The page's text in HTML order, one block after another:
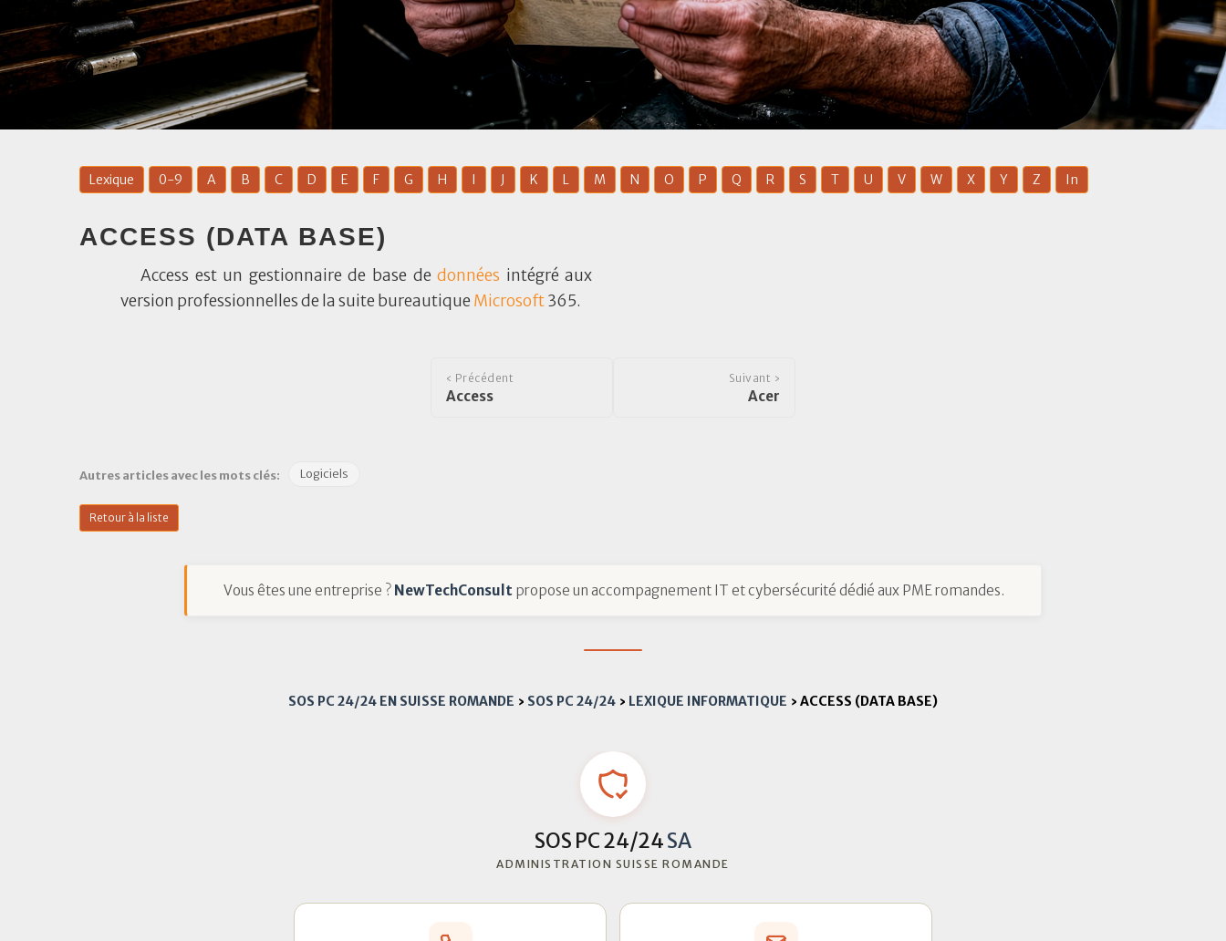
Lexique 0-9 A B C D E F G H I J K L M N O P Q R S T U V W X Y Z In
ACCESS (DATA BASE)
Access est un gestionnaire de base dedonnées intégré aux
version professionnelles de la suite bureautique Microsoft365.
‹ Précédent
Access
Suivant ›
Acer
Autres articles avec les mots clés: Logiciels
Retour à la liste
Vous êtes une entreprise ? NewTechConsult propose un accompagnement IT et cybersécurité dédié aux PME romandes.
SOS PC 24/24 EN SUISSE ROMANDE › SOS PC 24/24 › LEXIQUE INFORMATIQUE › ACCESS (DATA BASE)
SOS PC 24/24SA
ADMINISTRATION SUISSE ROMANDE